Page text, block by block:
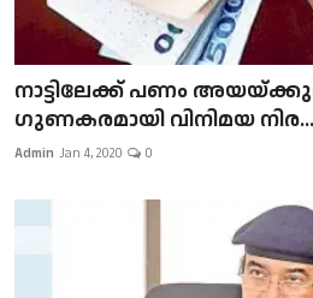
നാട്ടിലേക്ക് പണം
ഗുണകരമായി വിനിമയ നിര...
Admin Jan 4, 2020 0